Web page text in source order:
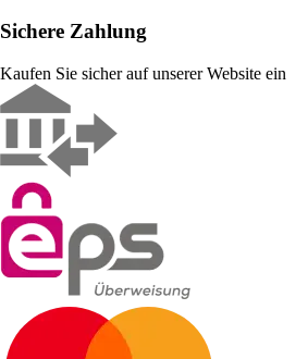
Sichere Zahlung
Kaufen Sie sicher auf unserer Website ein